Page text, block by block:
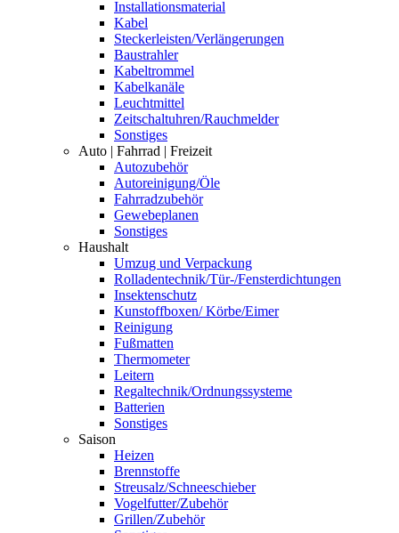
Installationsmaterial
Kabel
Steckerleisten/Verlängerungen
Baustrahler
Kabeltrommel
Kabelkanäle
Leuchtmittel
Zeitschaltuhren/Rauchmelder
Sonstiges
Auto | Fahrrad | Freizeit
Autozubehör
Autoreinigung/Öle
Fahrradzubehör
Gewebeplanen
Sonstiges
Haushalt
Umzug und Verpackung
Rolladentechnik/Tür-/Fensterdichtungen
Insektenschutz
Kunstoffboxen/ Körbe/Eimer
Reinigung
Fußmatten
Thermometer
Leitern
Regaltechnik/Ordnungssysteme
Batterien
Sonstiges
Saison
Heizen
Brennstoffe
Streusalz/Schneeschieber
Vogelfutter/Zubehör
Grillen/Zubehör